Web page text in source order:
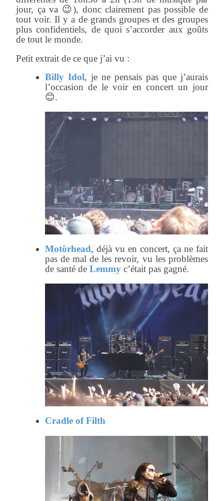
jour, ça va 😉), donc clairement pas possible de
tout voir. Il y a de grands groupes et des groupes
plus confidentiels, de quoi s’accorder aux goûts
de tout le monde.
Petit extrait de ce que j’ai vu :
Billy Idol, je ne pensais pas que j’aurais
l’occasion de le voir en concert un jour
😊.
Motörhead, déjà vu en concert, ça ne fait
pas de mal de les revoir, vu les problèmes
de santé de Lemmyc’était pas gagné.
Cradle of Filth